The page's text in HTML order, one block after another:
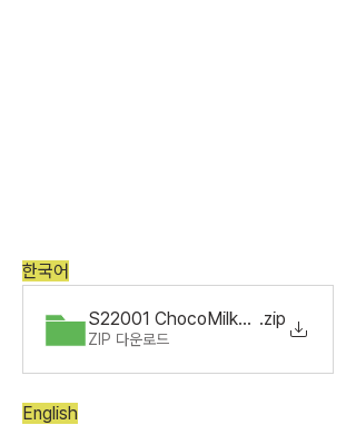
한국어
S22001 ChocoMilkShake
.zip
ZIP 다운로드
English